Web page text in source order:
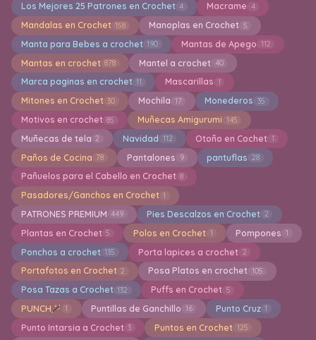
Los Mejores 25 Patrones en Crochet 4 Macrame 4
Mandalas en Crochet 158 Manoplas en Crochet 5
Manta para Bebes a crochet 190 Mantas de Apego 112
Mantas en crochet 878 Mantel a crochet 40
Marca paginas en crochet 11 Mascarillas 1
Mitones en Crochet 30 Mochila 17 Monederos 35
Motivos en crochet 85 Muñecas Amigurumi 145
Muñecas de tela 2 Navidad 112 Otoño en Cochet 1
Paños de Cocina 78 Pantalones 9 pantuflas 28
Pañuelos para el Cabello en Crochet 8
Pasadores/Ganchos en Crochet 1
PATRONES PREMIUM 449 Pies Descalzos en Crochet 2
Plantas en Crochet 5 Polos en Crochet 1 Pompones 1
Ponchos a crochet 135 Porta lapices a crochet 2
Portafotos en Crochet 2 Posa Platos en crochet 105
Posa Tazas a Crochet 132 Puffs en Crochet 5
PUNCH 1 Puntillas de Ganchillo 16 Punto Cruz 1
Punto Intarsia a Crochet 3 Puntos en Crochet 125